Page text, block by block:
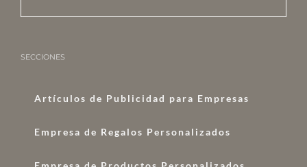
SECCIONES
Artículos de Publicidad para Empresas
Empresa de Regalos Personalizados